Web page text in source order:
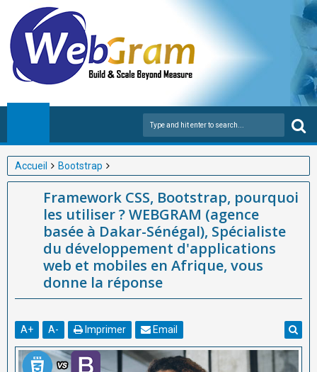
Accueil
Bootstrap
Framework CSS, Bootstrap, pourquoi les utiliser ? WEBGRAM
(agence basée à Dakar-Sénégal), Spécialiste du développement
d'applications web et mobiles en Afrique, vous donne la réponse
Framework CSS, Bootstrap, pourquoi
les utiliser ? WEBGRAM (agence
basée à Dakar-Sénégal), Spécialiste
du développement d'applications
web et mobiles en Afrique, vous
donne la réponse
A+ A- Imprimer Email